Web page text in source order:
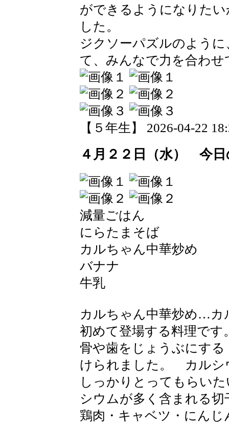
ができるようになりた
した。
ジクソーパズルのよう
て、みんなで力を合わ
【５年生】 2026-04-22
４月２２日（水） 今日
減量ごはん
にらたまそば
カルちゃん中華炒め
バナナ
牛乳
カルちゃん中華炒め…カ
初めて登場する料理で
骨や歯をじょうぶにす
けられました。 カルシ
しっかりとってもらい
シウムが多く含まれる
鶏肉・キャベツ・にん